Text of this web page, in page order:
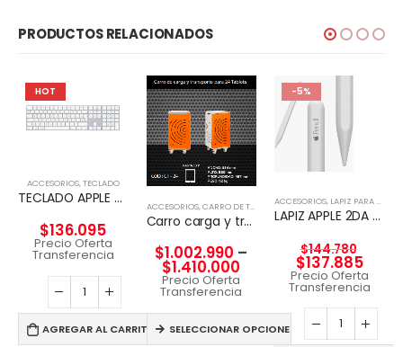
PRODUCTOS RELACIONADOS
HOT
ACCESORIOS,TECLADO
TECLADO APPLE MAGIC KEYBOARD CON TECLADO NUMERICO
$136.095
Precio Oferta
Transferencia
AGREGAR AL CARRITO
ACCESORIOS,CARRO DE TECNOLGÍA
Carro carga y transporte para Tablet
$1.002.990 –
$1.410.000
Precio Oferta
Transferencia
SELECCIONAR OPCIONES
-5%
ACCESORIOS, LAPIZ PARA TABLET
LAPIZ APPLE 2DA GENERACION
$144.780
$137.885
Precio Oferta
Transferencia